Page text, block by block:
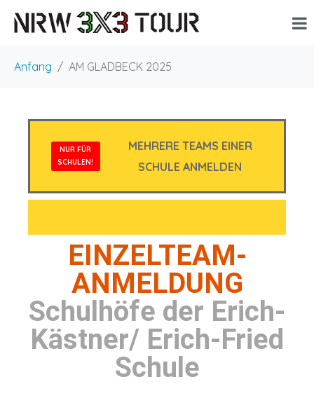
Anfang AM GLADBECK 2025
MEHRERE TEAMS EINER
SCHULE ANMELDEN
NUR FÜR
SCHULEN!
EINZELTEAM-
ANMELDUNG
Schulhöfe der Erich-
Kästner/ Erich-Fried
Schule